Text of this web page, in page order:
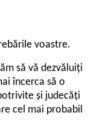
voastre.
să vă dezvăluiți
încerca să o
și judecăți
cel mai probabil